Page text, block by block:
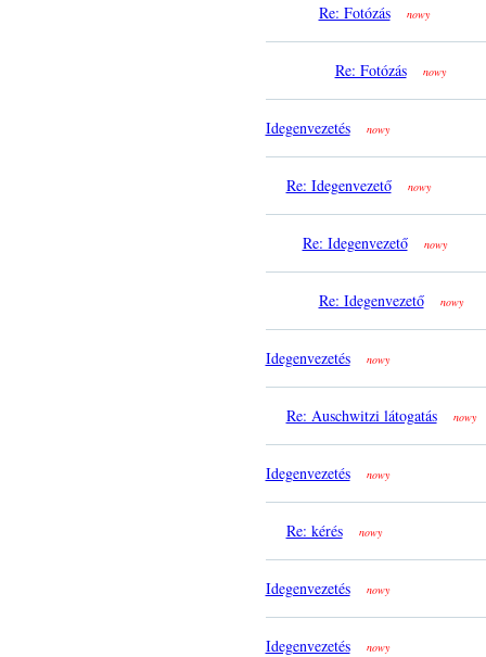
Re: Fotózás nowy
Re: Fotózás nowy
Idegenvezetés nowy
Re: Idegenvezető nowy
Re: Idegenvezető nowy
Re: Idegenvezető nowy
Idegenvezetés nowy
Re: Auschwitzi látogatás nowy
Idegenvezetés nowy
Re: kérés nowy
Idegenvezetés nowy
Idegenvezetés nowy